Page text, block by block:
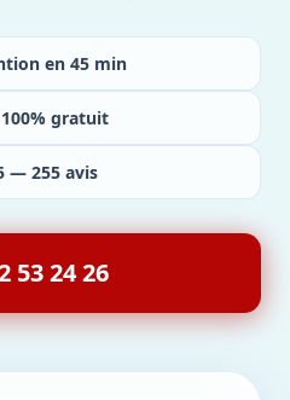
en 45 min
gratuit
— 255 avis
53 24 26